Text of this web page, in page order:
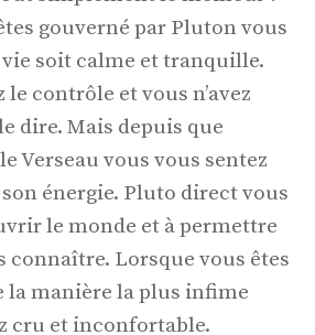
gouverné par Pluton vous
soit calme et tranquille.
contrôle et vous n’avez
dire. Mais depuis que
Verseau vous vous sentez
énergie. Pluto direct vous
le monde et à permettre
connaître. Lorsque vous êtes
la manière la plus infime
cru et inconfortable.